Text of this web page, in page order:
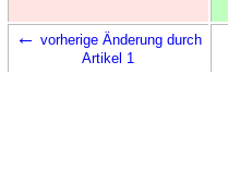
← vorherige Änderung durch
Artikel 1